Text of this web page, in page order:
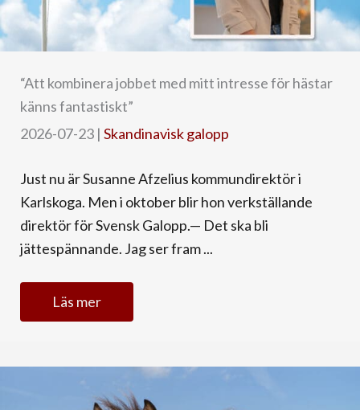
“Att kombinera jobbet med mitt intresse för hästar
känns fantastiskt”
2026-07-23 | Skandinavisk galopp
Just nu är Susanne Afzelius kommundirektör i
Karlskoga. Men i oktober blir hon verkställande
direktör för Svensk Galopp.— Det ska bli
jättespännande. Jag ser fram ...
Läs mer